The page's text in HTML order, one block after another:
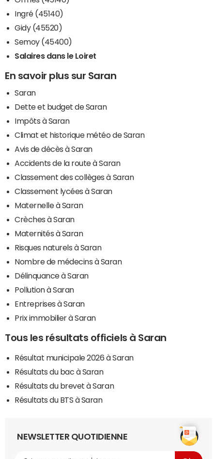
Ingré (45140)
Gidy (45520)
Semoy (45400)
Salaires dans le Loiret
En savoir plus sur Saran
Saran
Dette et budget de Saran
Impôts à Saran
Climat et historique météo de Saran
Avis de décès à Saran
Accidents de la route à Saran
Classement des collèges à Saran
Classement lycées à Saran
Maternelle à Saran
Crèches à Saran
Maternités à Saran
Risques naturels à Saran
Nombre de médecins à Saran
Délinquance à Saran
Pollution à Saran
Entreprises à Saran
Prix immobilier à Saran
Tous les résultats officiels à Saran
Résultat municipale 2026 à Saran
Résultats du bac à Saran
Résultats du brevet à Saran
Résultats du BTS à Saran
NEWSLETTER QUOTIDIENNE